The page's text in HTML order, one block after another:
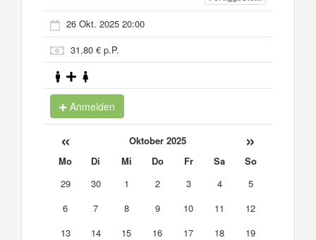
26 Okt. 2025 20:00
31,80 € p.P.
Anmelden
« Oktober 2025 »
Mo Di Mi Do Fr Sa
So
29
30 1 2 3 4
5
6
7 8 9 10 11
12
13
14 15 16 17 18
19